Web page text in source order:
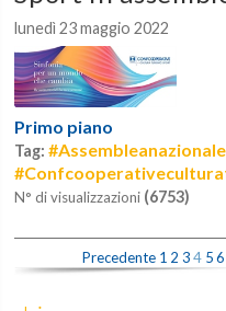
lunedì 23 maggio 2022
Primo piano
Tag:#Assembleanazionale
N° di visualizzazioni (6753)
Precedente 1 2 3 4 5 6